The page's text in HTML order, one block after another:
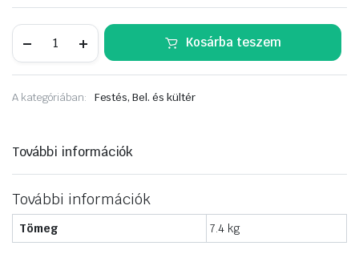
was:
9
950 Ft.
is:
8
590 Ft.
Season
Őszi
5liter
Kosárba teszem
A kategóriában: Festés, Bel. és kültér
További információk
További információk
Tömeg 7.4 kg